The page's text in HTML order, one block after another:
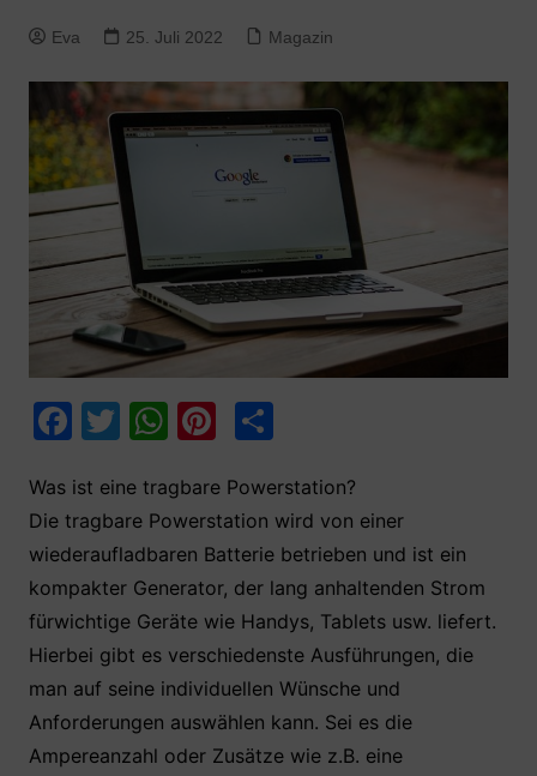
Eva 25. Juli 2022 Magazin
F
c
e
b
o
o
k
T
itt
er
W
at
s
A
p
p
Pi
er
e
st
le
n
Was ist eine tragbare Powerstation?
Die tragbare Powerstation wird von einer
wiederaufladbaren Batterie betrieben und ist ein
kompakter Generator, der lang anhaltenden Strom
fürwichtige Geräte wie Handys, Tablets usw. liefert.
Hierbei gibt es verschiedenste Ausführungen, die
man auf seine individuellen Wünsche und
Anforderungen auswählen kann. Sei es die
Ampereanzahl oder Zusätze wie z.B. eine